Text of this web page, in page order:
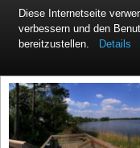
Diese Internetseite
verbessern und den
bereitzustellen.
Details